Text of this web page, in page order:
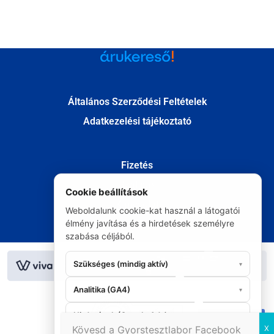
Általános Szerződési Feltételek
Adatkezelési tájékoztató
Fizetés
Kapcsolat
Elállás
© Minden jog fenntartva 2020
Kövesd a Gyorstesztlabor Facebook
Cookie beállítások
Weboldalunk cookie-kat használ a látogatói
élmény javítása és a hirdetések személyre
szabása céljából.
Szükséges (mindig aktív) ▾
Analitika (GA4) ▾
Hirdetések (Google Ads)